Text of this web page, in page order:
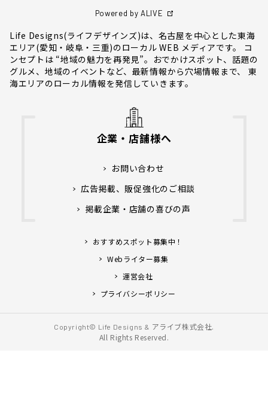
Powered by ALIVE
Life Designs(ライフデザインズ)は、名古屋を中心とした東海
エリア(愛知・岐阜・三重)のローカル WEB メディアです。 コ
ンセプトは “地域の魅力を再発見”。おでかけスポット、話題の
グルメ、地域のイベントなど、最新情報から穴場情報まで、 東
海エリアのローカル情報を発信していきます。
企業・店舗様へ
お問い合わせ
広告掲載、販促強化のご相談
掲載企業・店舗の喜びの声
おすすめスポット募集中！
Webライター募集
運営会社
プライバシーポリシー
Copyright© Life Designs & アライブ株式会社.
All Rights Reserved.